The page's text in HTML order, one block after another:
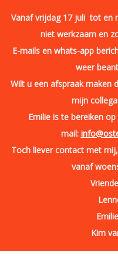
06 83171356
Vanaf vrijdag 17 juli tot en
niet werkzaam en
E-mails en whats-app
weer
Wilt u een afspraak maken
mijn
Emilie is te bereiken
mail:
Toch liever contact met
vanaf
Kim